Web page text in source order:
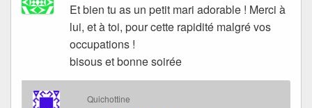
Et bien tu as un petit mari adorable ! Merci à
lui, et à toi, pour cette rapidité malgré vos
occupations !
bisous et bonne soirée
Quichottine